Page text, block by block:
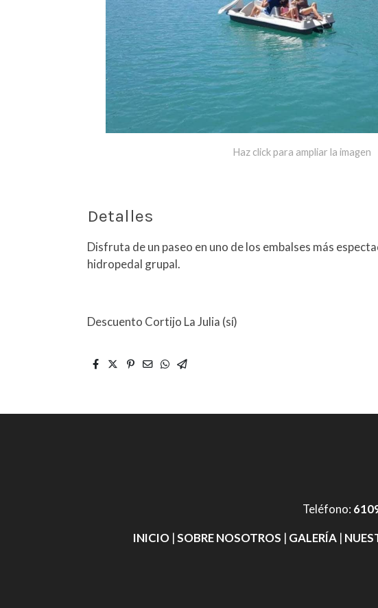
Haz click para ampliar la imagen
Detalles
Disfruta de un paseo en uno de los embalses más
hidropedal grupal.
Descuento Cortijo La Julia (sí)
Teléfono:
INICIO |SOBRE NOSOTROS | GALERÍA |